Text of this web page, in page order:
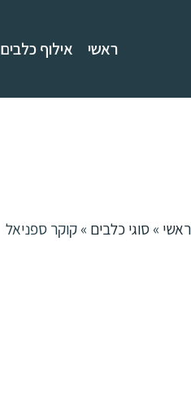
ראשי אילוף כלבים
ראשי » סוגי כלבים » קוקר ספניאל